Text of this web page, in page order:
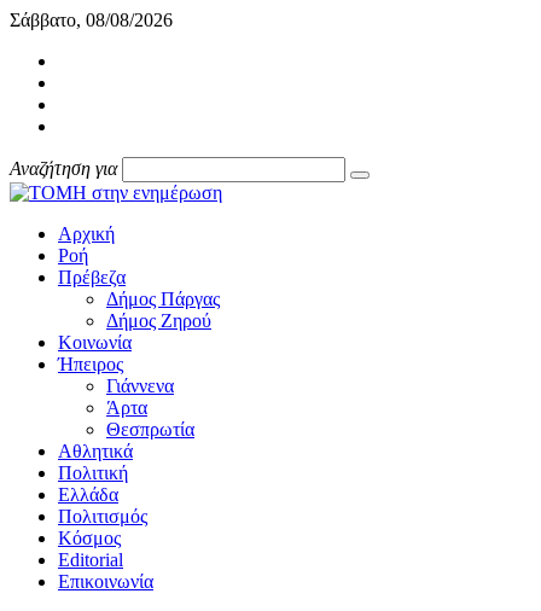
Σάββατο, 08/08/2026
Αναζήτηση για
Αρχική
Ροή
Πρέβεζα
Δήμος Πάργας
Δήμος Ζηρού
Κοινωνία
Ήπειρος
Γιάννενα
Άρτα
Θεσπρωτία
Αθλητικά
Πολιτική
Ελλάδα
Πολιτισμός
Κόσμος
Editorial
Επικοινωνία